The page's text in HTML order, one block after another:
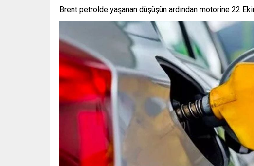
Brent petrolde yaşanan düşüşün ardından motorine 22